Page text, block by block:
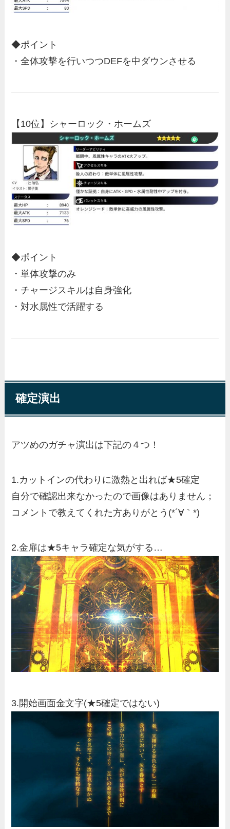
◆ポイント
・全体攻撃を行いつつDEFを中ダウンさせる
【10位】シャーロック・ホームズ
◆ポイント
・単体攻撃のみ
・チャージスキルは自身強化
・対水属性で活躍する
確定演出
アツめのガチャ演出は下記の４つ！
1.カットインの代わりに激熱と出れば★5確定
自分で確認出来なかったので画像はありません；
コメントで教えてくれた方ありがとう(*´∀｀*)
2.金扉は★5キャラ確定な気がする…
3.開始画面金文字(★5確定ではない)